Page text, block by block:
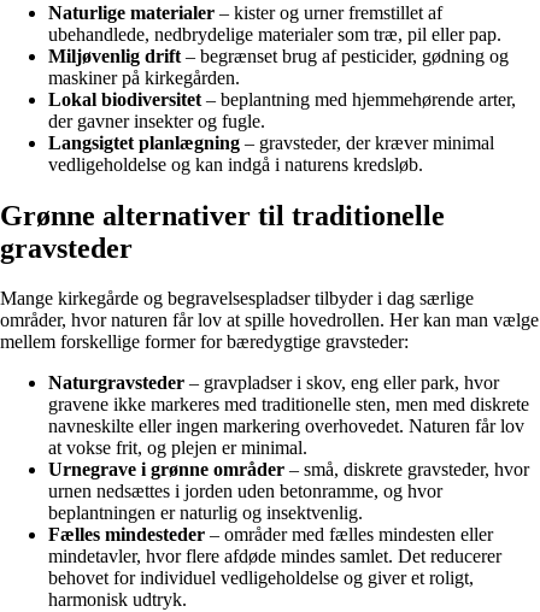
Naturlige materialer – kister og urner fremstillet af
ubehandlede, nedbrydelige materialer som træ, pil eller pap.
Miljøvenlig drift – begrænset brug af pesticider, gødning og
maskiner på kirkegården.
Lokal biodiversitet – beplantning med hjemmehørende arter,
der gavner insekter og fugle.
Langsigtet planlægning – gravsteder, der kræver minimal
vedligeholdelse og kan indgå i naturens kredsløb.
Grønne alternativer til traditionelle
gravsteder
Mange kirkegårde og begravelsespladser tilbyder i dag særlige
områder, hvor naturen får lov at spille hovedrollen. Her kan man vælge
mellem forskellige former for bæredygtige gravsteder:
Naturgravsteder – gravpladser i skov, eng eller park, hvor
gravene ikke markeres med traditionelle sten, men med diskrete
navneskilte eller ingen markering overhovedet. Naturen får lov
at vokse frit, og plejen er minimal.
Urnegrave i grønne områder – små, diskrete gravsteder, hvor
urnen nedsættes i jorden uden betonramme, og hvor
beplantningen er naturlig og insektvenlig.
Fælles mindesteder – områder med fælles mindesten eller
mindetavler, hvor flere afdøde mindes samlet. Det reducerer
behovet for individuel vedligeholdelse og giver et roligt,
harmonisk udtryk.